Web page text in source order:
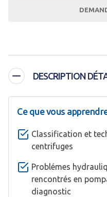
DESCRIPTION
Ce que vous
Classification et
centrifuges
Problémes
rencontrés en
diagnostic